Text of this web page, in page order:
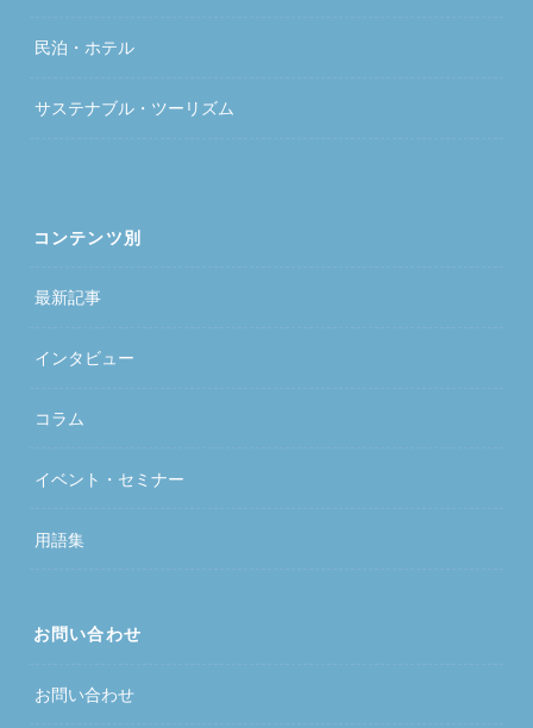
民泊・ホテル
サステナブル・ツーリズム
コンテンツ別
最新記事
インタビュー
コラム
イベント・セミナー
用語集
お問い合わせ
お問い合わせ